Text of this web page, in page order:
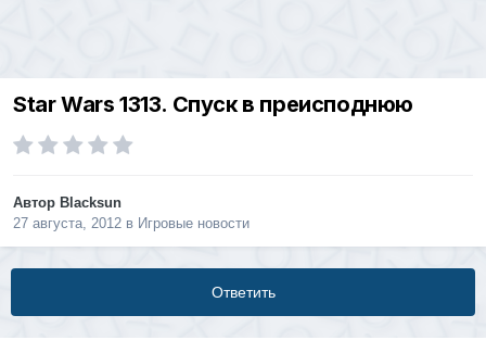
Star Wars 1313. Спуск в преисподнюю
Автор Blacksun
27 августа, 2012 в Игровые новости
Ответить